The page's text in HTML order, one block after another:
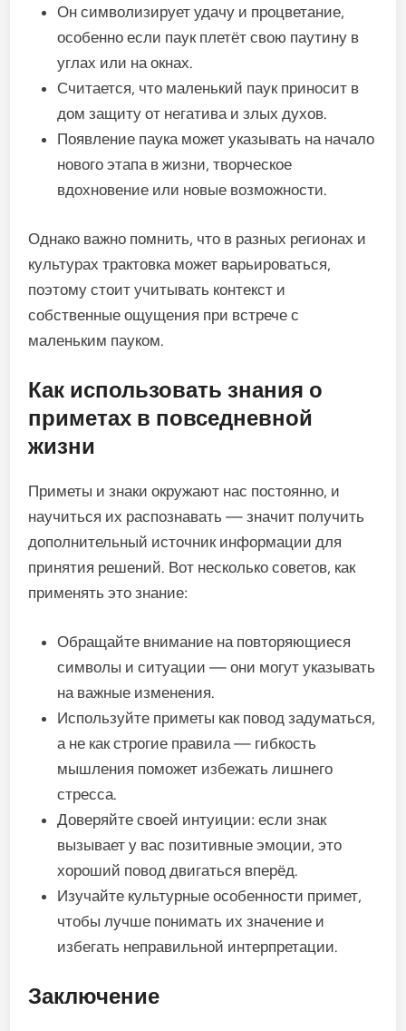
Он символизирует удачу и процветание,
особенно если паук плетёт свою паутину в
углах или на окнах.
Считается, что маленький паук приносит в
дом защиту от негатива и злых духов.
Появление паука может указывать на начало
нового этапа в жизни, творческое
вдохновение или новые возможности.
Однако важно помнить, что в разных регионах и
культурах трактовка может варьироваться,
поэтому стоит учитывать контекст и
собственные ощущения при встрече с
маленьким пауком.
Как использовать знания о
приметах в повседневной
жизни
Приметы и знаки окружают нас постоянно, и
научиться их распознавать — значит получить
дополнительный источник информации для
принятия решений. Вот несколько советов, как
применять это знание:
Обращайте внимание на повторяющиеся
символы и ситуации — они могут указывать
на важные изменения.
Используйте приметы как повод задуматься,
а не как строгие правила — гибкость
мышления поможет избежать лишнего
стресса.
Доверяйте своей интуиции: если знак
вызывает у вас позитивные эмоции, это
хороший повод двигаться вперёд.
Изучайте культурные особенности примет,
чтобы лучше понимать их значение и
избегать неправильной интерпретации.
Заключение